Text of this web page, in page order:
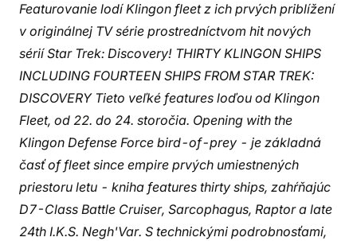
Featurovanie lodí Klingon fleet z ich prvých priblížení
v originálnej TV série prostredníctvom hit nových
sérií Star Trek: Discovery! THIRTY KLINGON SHIPS
INCLUDING FOURTEEN SHIPS FROM STAR TREK:
DISCOVERY Tieto veľké features loďou od Klingon
Fleet, od 22. do 24. storočia. Opening with the
Klingon Defense Force bird-of-prey - je základná
časť of fleet since empire prvých umiestnených
priestoru letu - kniha features thirty ships, zahŕňajúc
D7-Class Battle Cruiser, Sarcophagus, Raptor a late
24th I.K.S. Negh'Var. S technickými podrobnosťami,